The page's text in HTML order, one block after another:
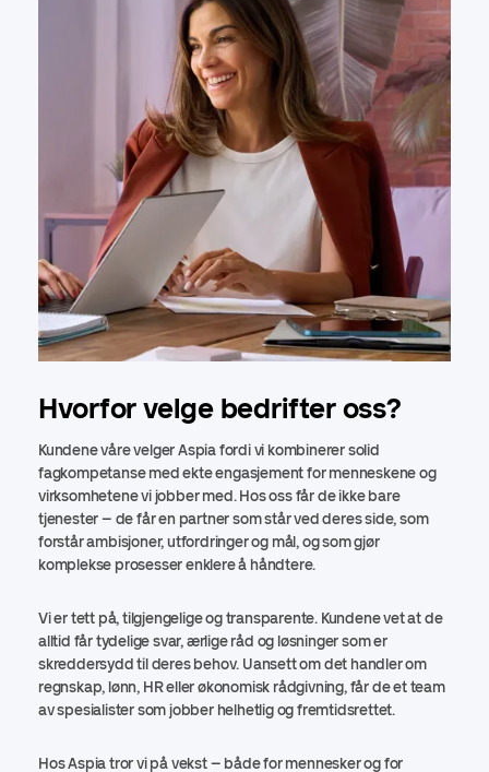
Hvorfor velge bedrifter oss?
Kundene våre velger Aspia fordi vi kombinerer solid
fagkompetanse med ekte engasjement for menneskene og
virksomhetene vi jobber med. Hos oss får de ikke bare
tjenester – de får en partner som står ved deres side, som
forstår ambisjoner, utfordringer og mål, og som gjør
komplekse prosesser enklere å håndtere.
Vi er tett på, tilgjengelige og transparente. Kundene vet at de
alltid får tydelige svar, ærlige råd og løsninger som er
skreddersydd til deres behov. Uansett om det handler om
regnskap, lønn, HR eller økonomisk rådgivning, får de et team
av spesialister som jobber helhetlig og fremtidsrettet.
Hos Aspia tror vi på vekst – både for mennesker og for